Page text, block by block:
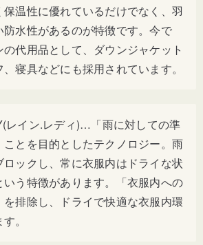
温性に優れているだけでなく、 羽
水性があるのが特徴です。今で
の代用品として、ダウンジャケット
寝具などにも採用されています。
レイン.レディ)…「雨に対しての準
とを目的としたテクノロジー。 雨
ロックし、常に衣服内はドライな状
いう特徴があります。「衣服内への
を排除し、ドライで快適な衣服内環
。